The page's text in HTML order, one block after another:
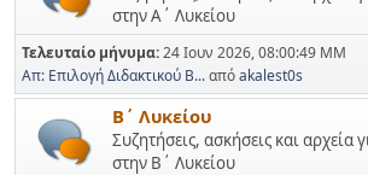
στην Α΄ Λυκείου
Τελευταίο μήνυμα:24 Ιουν 2026, 08:00:49 ΜΜ
Απ: Επιλογή Διδακτικού Β...απόakalest0s
Β΄ Λυκείου
Συζητήσεις, ασκήσεις και αρχεία
στην Β΄ Λυκείου